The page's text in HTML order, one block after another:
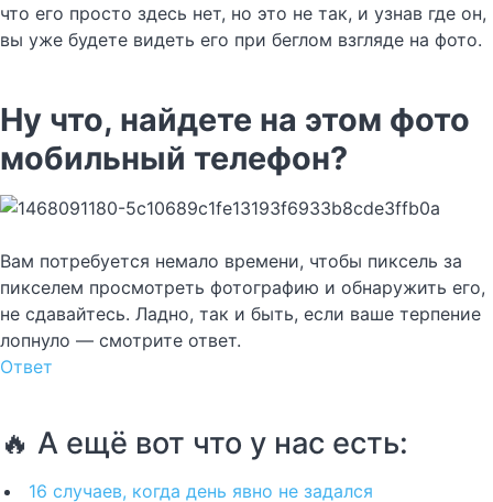
что его просто здесь нет, но это не так, и узнав где он,
вы уже будете видеть его при беглом взгляде на фото.
Ну что, найдете на этом фото
мобильный телефон?
Вам потребуется немало времени, чтобы пиксель за
пикселем просмотреть фотографию и обнаружить его,
не cдавайтесь. Ладно, так и быть, если ваше терпение
лопнуло — смотрите ответ.
Ответ
🔥 А ещё вот что у нас есть:
16 случаев, когда день явно не задался